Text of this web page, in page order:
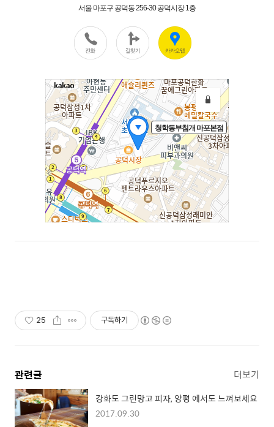
25 구독하기
관련글 더보기
강화도 그린망고 피자, 양평 에서도 느껴보세요
2017.09.30